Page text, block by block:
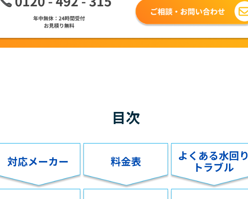
目次
対応メーカー 料金表
よくある水回り
トラブル